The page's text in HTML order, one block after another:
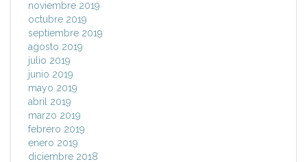
noviembre 2019
octubre 2019
septiembre 2019
agosto 2019
julio 2019
junio 2019
mayo 2019
abril 2019
marzo 2019
febrero 2019
enero 2019
diciembre 2018